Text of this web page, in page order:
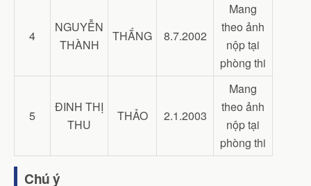
4
NGUYỄN
THÀNH
THẮNG 8.7.2002
Mang
theo ảnh
nộp tại
phòng thi
5
ĐINH THỊ
THU
THẢO 2.1.2003
Mang
theo ảnh
nộp tại
phòng thi
Chú ý